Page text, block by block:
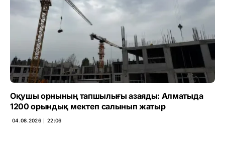
Оқушы орнының тапшылығы азаяды: Алматыда
1200 орындық мектеп салынып жатыр
04.08.2026 ∣ 22:06